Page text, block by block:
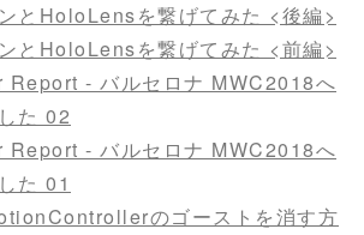
とHoloLensを繋げてみた <後編>
とHoloLensを繋げてみた <前編>
- バルセロナ MWC2018へ
た 02
- バルセロナ MWC2018へ
た 01
のゴーストを消す方